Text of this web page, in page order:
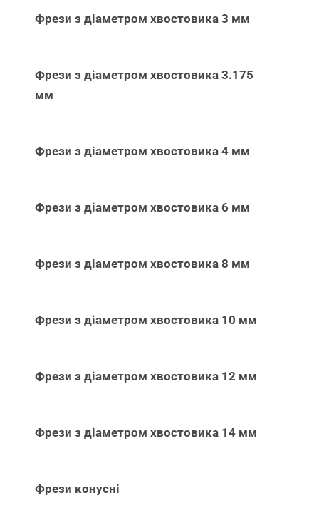
Фрези з діаметром хвостовика 3 мм
Фрези з діаметром хвостовика 3.175
мм
Фрези з діаметром хвостовика 4 мм
Фрези з діаметром хвостовика 6 мм
Фрези з діаметром хвостовика 8 мм
Фрези з діаметром хвостовика 10 мм
Фрези з діаметром хвостовика 12 мм
Фрези з діаметром хвостовика 14 мм
Фрези конусні